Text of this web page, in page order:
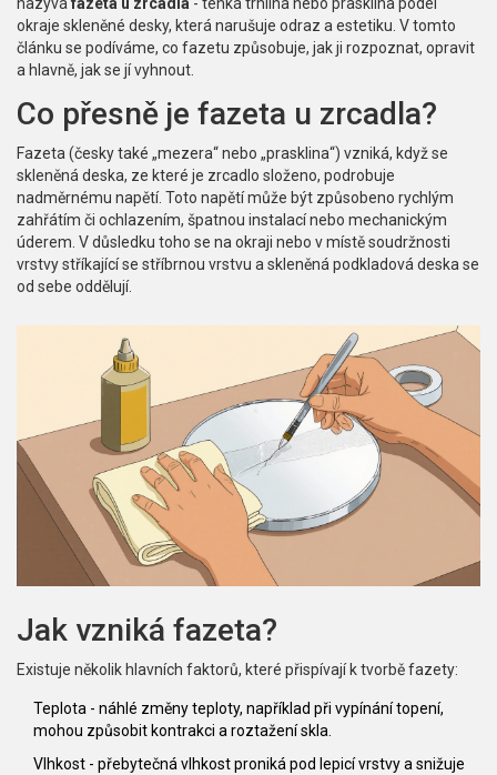
okraje skleněné desky, která narušuje odraz a estetiku . V tomto
článku se podíváme, co fazetu způsobuje, jak ji rozpoznat, opravit
a hlavně, jak se jí vyhnout.
Co přesně je fazeta u zrcadla?
Fazeta (česky také „mezera“ nebo „prasklina“) vzniká, když se
skleněná deska, ze které je zrcadlo složeno, podrobuje
nadměrnému napětí. Toto napětí může být způsobeno rychlým
zahřátím či ochlazením, špatnou instalací nebo mechanickým
úderem. V důsledku toho se na okraji nebo v místě soudržnosti
vrstvy stříkající se stříbrnou vrstvu a skleněná podkladová deska se
od sebe oddělují.
Jak vzniká fazeta?
Existuje několik hlavních faktorů, které přispívají k tvorbě fazety:
Teplota - náhlé změny teploty, například při vypínání topení,
mohou způsobit kontrakci a roztažení skla.
Vlhkost - přebytečná vlhkost proniká pod lepicí vrstvy a snižuje